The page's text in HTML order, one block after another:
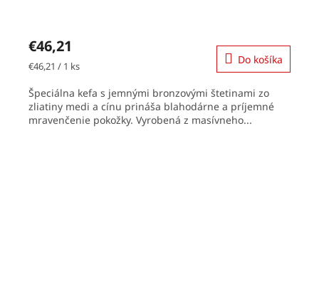
€46,21
Jednotková
€46,21 / 1 ks Do košíka
Špeciálna kefa s jemnými bronzovými štetinami zo
zliatiny medi a cínu prináša blahodárne a príjemné
mravenčenie pokožky. Vyrobená z masívneho...